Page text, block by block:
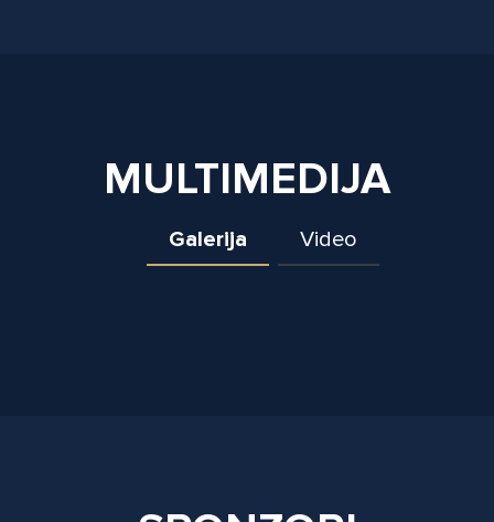
MULTIMEDIJA
Galerija Video